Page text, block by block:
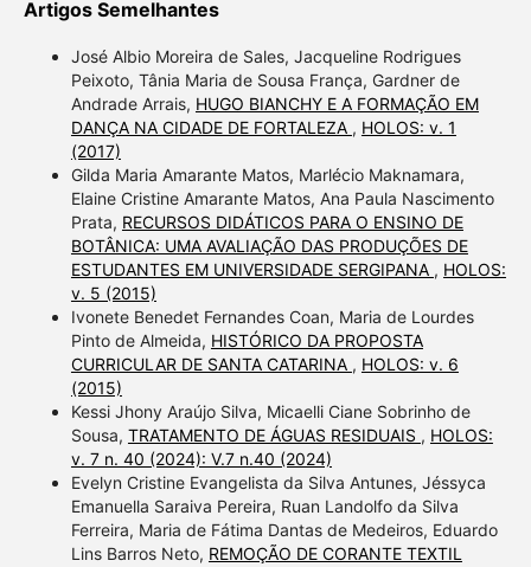
Artigos Semelhantes
José Albio Moreira de Sales, Jacqueline Rodrigues
Peixoto, Tânia Maria de Sousa França, Gardner de
Andrade Arrais, HUGO BIANCHY E A FORMAÇÃO EM
DANÇA NA CIDADE DE FORTALEZA , HOLOS: v. 1
(2017)
Gilda Maria Amarante Matos, Marlécio Maknamara,
Elaine Cristine Amarante Matos, Ana Paula Nascimento
Prata, RECURSOS DIDÁTICOS PARA O ENSINO DE
BOTÂNICA: UMA AVALIAÇÃO DAS PRODUÇÕES DE
ESTUDANTES EM UNIVERSIDADE SERGIPANA , HOLOS:
v. 5 (2015)
Ivonete Benedet Fernandes Coan, Maria de Lourdes
Pinto de Almeida, HISTÓRICO DA PROPOSTA
CURRICULAR DE SANTA CATARINA , HOLOS: v. 6
(2015)
Kessi Jhony Araújo Silva, Micaelli Ciane Sobrinho de
Sousa, TRATAMENTO DE ÁGUAS RESIDUAIS , HOLOS:
v. 7 n. 40 (2024): V.7 n.40 (2024)
Evelyn Cristine Evangelista da Silva Antunes, Jéssyca
Emanuella Saraiva Pereira, Ruan Landolfo da Silva
Ferreira, Maria de Fátima Dantas de Medeiros, Eduardo
Lins Barros Neto, REMOÇÃO DE CORANTE TEXTIL